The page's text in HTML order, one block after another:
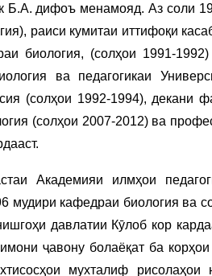
Б.А. дифоъ менамояд. Аз соли
раиси кумитаи иттифоқи
биология, (солҳои 1991-
ва педагогикаи
(солҳои 1992-1994), декани
(солҳои 2007-2012) ва
Академияи илмҳои
мудири кафедраи биология ва
давлатии Кӯлоб кор
ҷавону болаёқат ба корҳои
мухталиф рисолаҳои